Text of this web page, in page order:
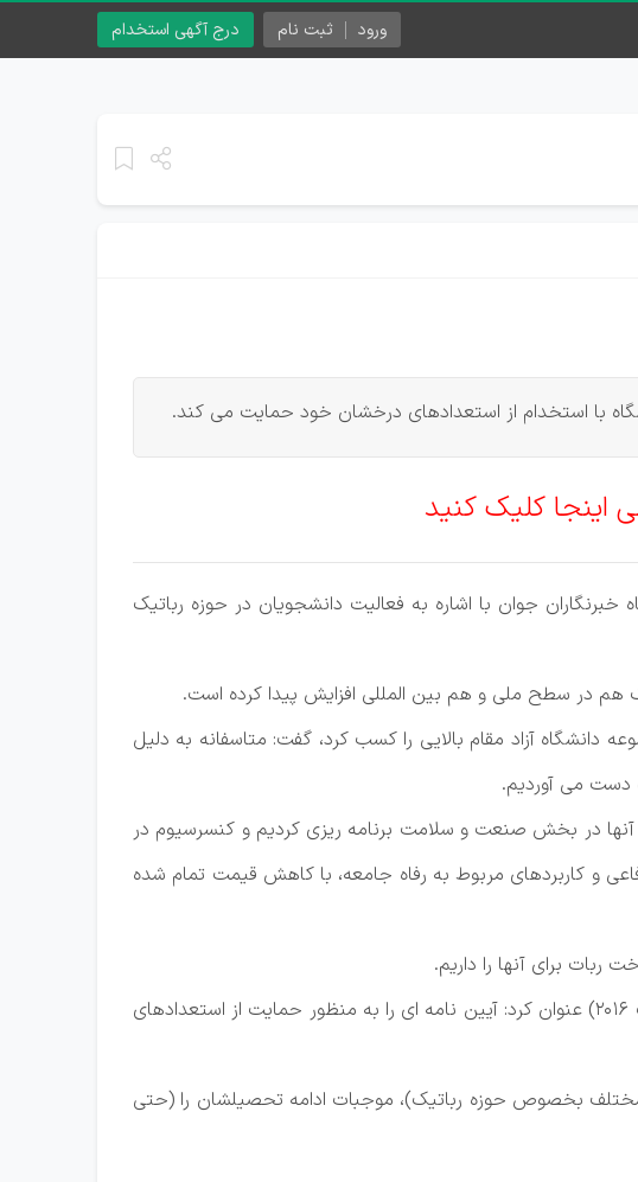
درج آگهی استخدام ورود ثبت نام
اینجا کلیک کنید
جوان با اشاره به فعالیت دانشجویان در حوزه رباتیک
هم در سطح ملی و هم بین المللی افزایش پیدا کرده است.
که در مسابقات ربوکاپ 2016 آلمان شرکت کردند مجموعه دانشگاه آزاد مقام بالایی را کسب کرد، گفت: متاسفانه به دلیل
دست می آوردیم.
آنها در بخش صنعت و سلامت برنامه ریزی کردیم و کنسرسیوم در
و کاربردهای مربوط به رفاه جامعه، با کاهش قیمت تمام شده
رییس دانشگاه آزاد اسلامی درباره حمایت از قهرمانان و اندیشمندان حوزه رباتیک (به ویژه در مسابقات ربوکاپ 2016) عنوان کرد: آیین نامه ای را به منظور حمایت از استعدادهای
مختلف بخصوص حوزه رباتیک)، موجبات ادامه تحصیلشان را (حتی